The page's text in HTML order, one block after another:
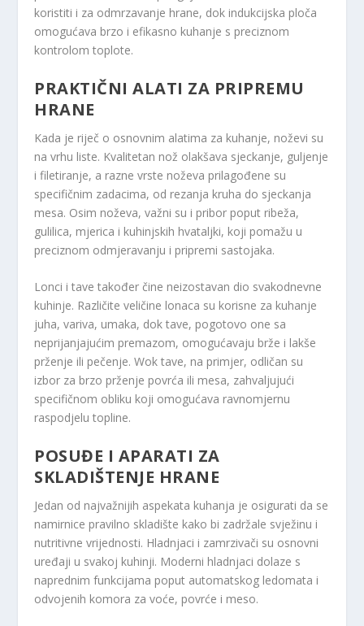
koristiti i za odmrzavanje hrane, dok indukcijska ploča
omogućava brzo i efikasno kuhanje s preciznom
kontrolom toplote.
PRAKTIČNI ALATI ZA PRIPREMU
HRANE
Kada je riječ o osnovnim alatima za kuhanje, noževi su
na vrhu liste. Kvalitetan nož olakšava sjeckanje, guljenje
i filetiranje, a razne vrste noževa prilagođene su
specifičnim zadacima, od rezanja kruha do sjeckanja
mesa. Osim noževa, važni su i pribor poput ribeža,
gulilica, mjerica i kuhinjskih hvataljki, koji pomažu u
preciznom odmjeravanju i pripremi sastojaka.
Lonci i tave također čine neizostavan dio svakodnevne
kuhinje. Različite veličine lonaca su korisne za kuhanje
juha, variva, umaka, dok tave, pogotovo one sa
neprijanjajućim premazom, omogućavaju brže i lakše
prženje ili pečenje. Wok tave, na primjer, odličan su
izbor za brzo prženje povrća ili mesa, zahvaljujući
specifičnom obliku koji omogućava ravnomjernu
raspodjelu topline.
POSUĐE I APARATI ZA
SKLADIŠTENJE HRANE
Jedan od najvažnijih aspekata kuhanja je osigurati da se
namirnice pravilno skladište kako bi zadržale svježinu i
nutritivne vrijednosti. Hladnjaci i zamrzivači su osnovni
uređaji u svakoj kuhinji. Moderni hladnjaci dolaze s
naprednim funkcijama poput automatskog ledomata i
odvojenih komora za voće, povrće i meso.